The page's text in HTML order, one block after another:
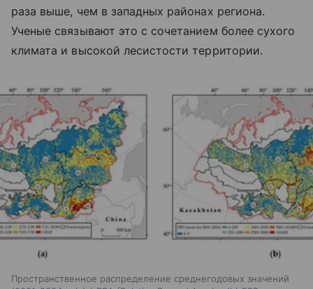
раза выше, чем в западных районах региона.
Ученые связывают это с сочетанием более сухого
климата и высокой лесистости территории.
Пространственное распределение среднегодовых значений